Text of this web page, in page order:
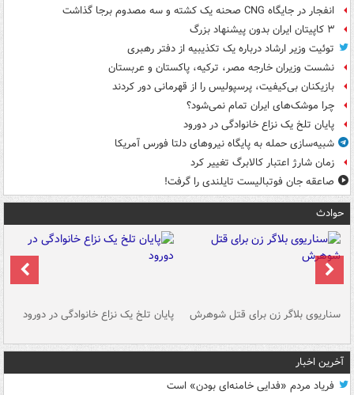
انفجار در جایگاه CNG صحنه یک کشته و سه مصدوم برجا گذاشت
۳ کاپیتان ایران بدون پیشنهاد بزرگ
توئیت وزیر ارشاد درباره یک تکذیبیه از دفتر رهبری
نشست وزیران خارجه مصر، ترکیه، پاکستان و عربستان
بازیکنان بی‌کیفیت، پرسپولیس را از قهرمانی دور کردند
چرا موشک‌های ایران تمام نمی‌شود؟
پایان تلخ یک نزاع خانوادگی در دورود
شبیه‌سازی حمله به پایگاه نیروهای دلتا فورس آمریکا
زمان شارژ اعتبار کالابرگ تغییر کرد
صاعقه جان فوتبالیست تایلندی را گرفت!
حوادث
سناریوی بلاگر زن برای قتل شوهرش پایان تلخ یک نزاع خانوادگی در دورود
آخرین اخبار
فریاد مردم «فدایی خامنه‌ای بودن» است